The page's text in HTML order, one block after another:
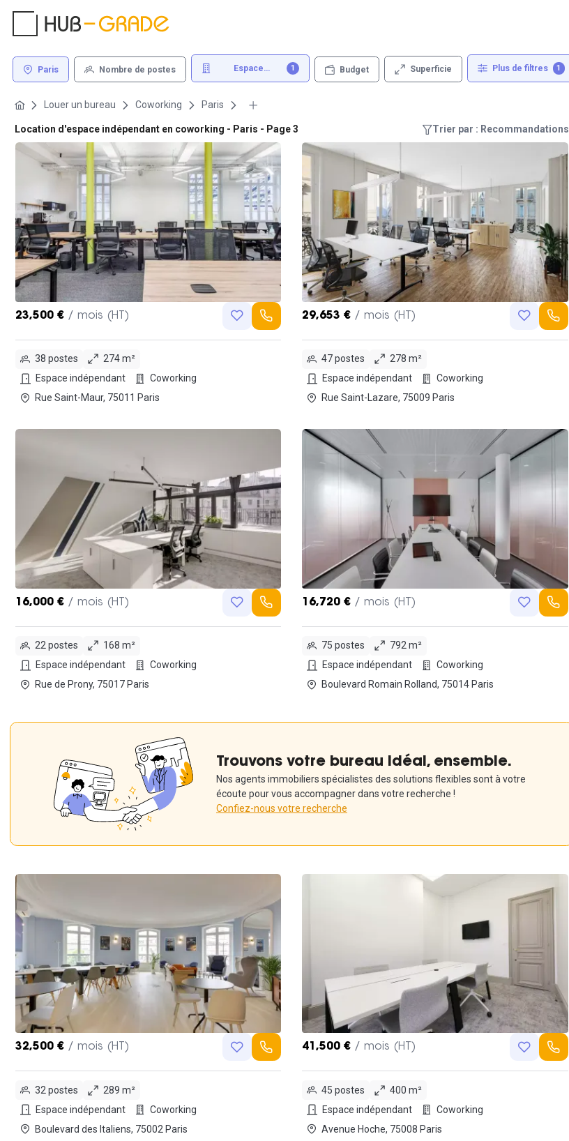
Paris Nombre de postes
Espace
1 Budget Superficie Plus de filtres 1
Louer un bureau Coworking Paris
Location d'espace indépendant en coworking - Paris - Page 3 Trier par : Recommandations
23,500 € / mois (HT)
38 postes
274 m²
Espace indépendant
Coworking
Rue Saint-Maur, 75011 Paris
29,653 € / mois (HT)
47 postes
278 m²
Espace indépendant
Coworking
Rue Saint-Lazare, 75009 Paris
16,000 € / mois (HT)
22 postes
168 m²
Espace indépendant
Coworking
Rue de Prony, 75017 Paris
16,720 € / mois (HT)
75 postes
792 m²
Espace indépendant
Coworking
Boulevard Romain Rolland, 75014 Paris
Trouvons votre bureau idéal, ensemble.
Nos agents immobiliers spécialistes des solutions flexibles sont à votre
écoute pour vous accompagner dans votre recherche !
Confiez-nous votre recherche
32,500 € / mois (HT)
32 postes
289 m²
Espace indépendant
Coworking
Boulevard des Italiens, 75002 Paris
41,500 € / mois (HT)
45 postes
400 m²
Espace indépendant
Coworking
Avenue Hoche, 75008 Paris